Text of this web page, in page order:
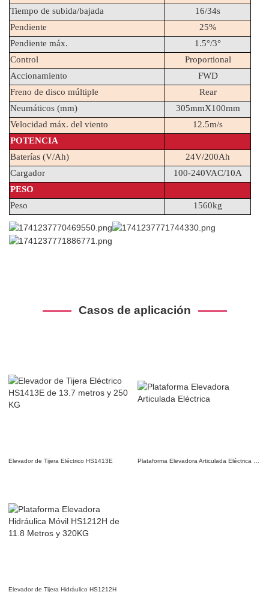
Tiempo de subida/bajada
16/34s
Pendiente
25%
Pendiente máx.
1.5°/3°
Control
Proportional
Accionamiento
FWD
Freno de disco múltiple
Rear
Neumáticos (mm)
305mmX100mm
Velocidad máx. del viento
12.5m/s
POTENCIA
Baterías (V/Ah)
24V/200Ah
Cargador
100-240VAC/10A
PESO
Peso
1560kg
Casos de aplicación
Elevador de Tijera Eléctrico HS1413E
Elevador de Tijera Hidráulico HS1212H